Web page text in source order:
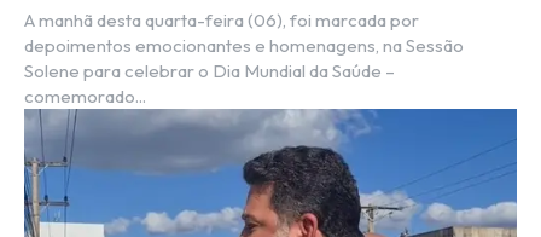
A manhã desta quarta-feira (06), foi marcada por
depoimentos emocionantes e homenagens, na Sessão
Solene para celebrar o Dia Mundial da Saúde –
comemorado...